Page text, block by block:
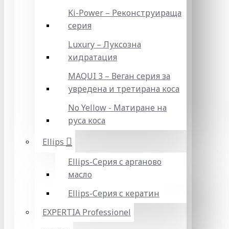
Ki-Power – Реконструираща
серия
Luxury – Луксозна
хидратация
MAQUI 3 – Веган серия за
увредена и третирана коса
No Yellow - Матиране на
руса коса
Ellips
Ellips-Серия с арганово
масло
Ellips-Серия с кератин
EXPERTIA Professionel